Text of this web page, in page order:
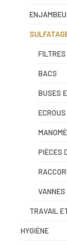
FILTRES
BACS
BUSES
PIÈCES
VANNES
TRAVAIL
HYGIÈNE